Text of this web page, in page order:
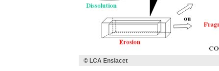
© LCA Ensiacet